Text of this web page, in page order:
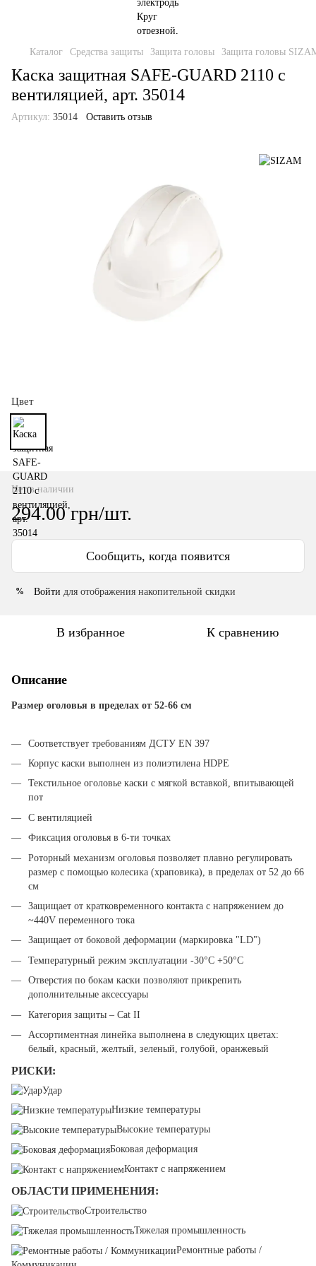
Каталог Средства защиты Защита головы Защита головы
Каска защитная SAFE-GUARD 2110 с
вентиляцией, арт. 35014
Артикул: 35014 Оставить отзыв
Цвет
Нет в наличии
294.00 грн/шт.
Сообщить, когда появится
% Войти для отображения накопительной скидки
В избранное К сравнению
Описание
Размер оголовья в пределах от 52-66 см
Соответствует требованиям ДСТУ EN 397
Корпус каски выполнен из полиэтилена HDPE
Текстильное оголовье каски с мягкой вставкой, впитывающей
пот
С вентиляцией
Фиксация оголовья в 6-ти точках
Роторный механизм оголовья позволяет плавно регулировать
размер с помощью колесика (храповика), в пределах от 52 до 66
см
Защищает от кратковременного контакта с напряжением до
~440V переменного тока
Защищает от боковой деформации (маркировка "LD")
Температурный режим эксплуатации -30°С +50°С
Отверстия по бокам каски позволяют прикрепить
дополнительные аксессуары
Категория защиты – Cat II
Ассортиментная линейка выполнена в следующих цветах:
белый, красный, желтый, зеленый, голубой, оранжевый
РИСКИ:
Удар
Низкие температуры
Высокие температуры
Боковая деформация
Контакт с напряжением
ОБЛАСТИ ПРИМЕНЕНИЯ:
Строительство
Тяжелая промышленность
Ремонтные работы /